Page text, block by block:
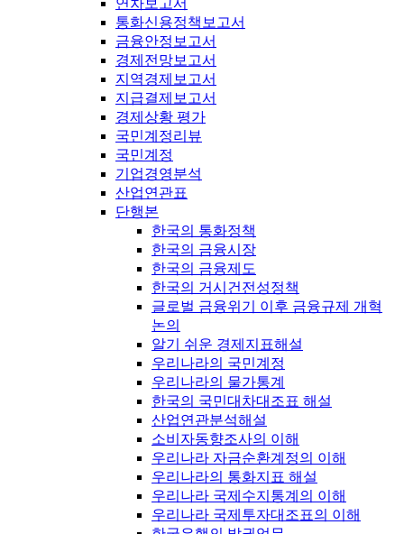
연차보고서
통화신용정책보고서
금융안정보고서
경제전망보고서
지역경제보고서
지급결제보고서
경제상황 평가
국민계정리뷰
국민계정
기업경영분석
산업연관표
단행본
한국의 통화정책
한국의 금융시장
한국의 금융제도
한국의 거시건전성정책
글로벌 금융위기 이후 금융규제 개혁
논의
알기 쉬운 경제지표해설
우리나라의 국민계정
우리나라의 물가통계
한국의 국민대차대조표 해설
산업연관분석해설
소비자동향조사의 이해
우리나라 자금순환계정의 이해
우리나라의 통화지표 해설
우리나라 국제수지통계의 이해
우리나라 국제투자대조표의 이해